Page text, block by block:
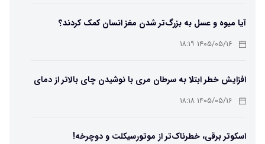
آیا میوه و عسل به بزرگ‌تر شدن مغز انسان کمک کردند؟
۱۴۰۵/۰۵/۱۶ ۱۸:۱۹
افزایش خطر ابتلا به سرطان مری با نوشیدن چای بالاتر از دمای
۶۵ درجه ۱۴۰۵/۰۵/۱۶ ۱۸:۱۸
اسکوتر برقی، خطرناک‌تر از موتورسیکلت و دوچرخه!